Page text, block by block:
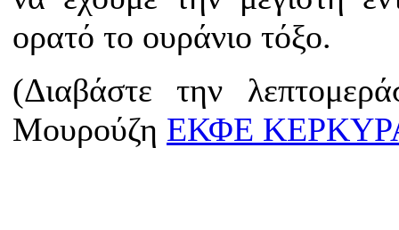
ορατό το ουράνιο τόξο.
(Διαβάστε την
Μουρούζη ΕΚΦΕ